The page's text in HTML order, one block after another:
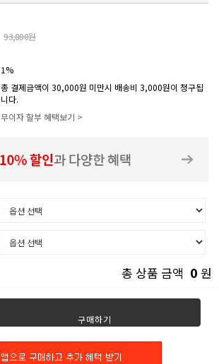
93,800원
1%
총 결제금액이 30,000원 미만시 배송비 3,000원이 청구됩
니다.
무이자 할부 혜택보기 >
총 상품 금액 0 원
구매하기